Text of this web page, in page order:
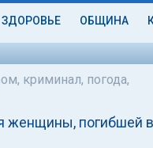
ЗДОРОВЬЕ ОБЩИНА
криминал, погода,
женщины, погибшей в